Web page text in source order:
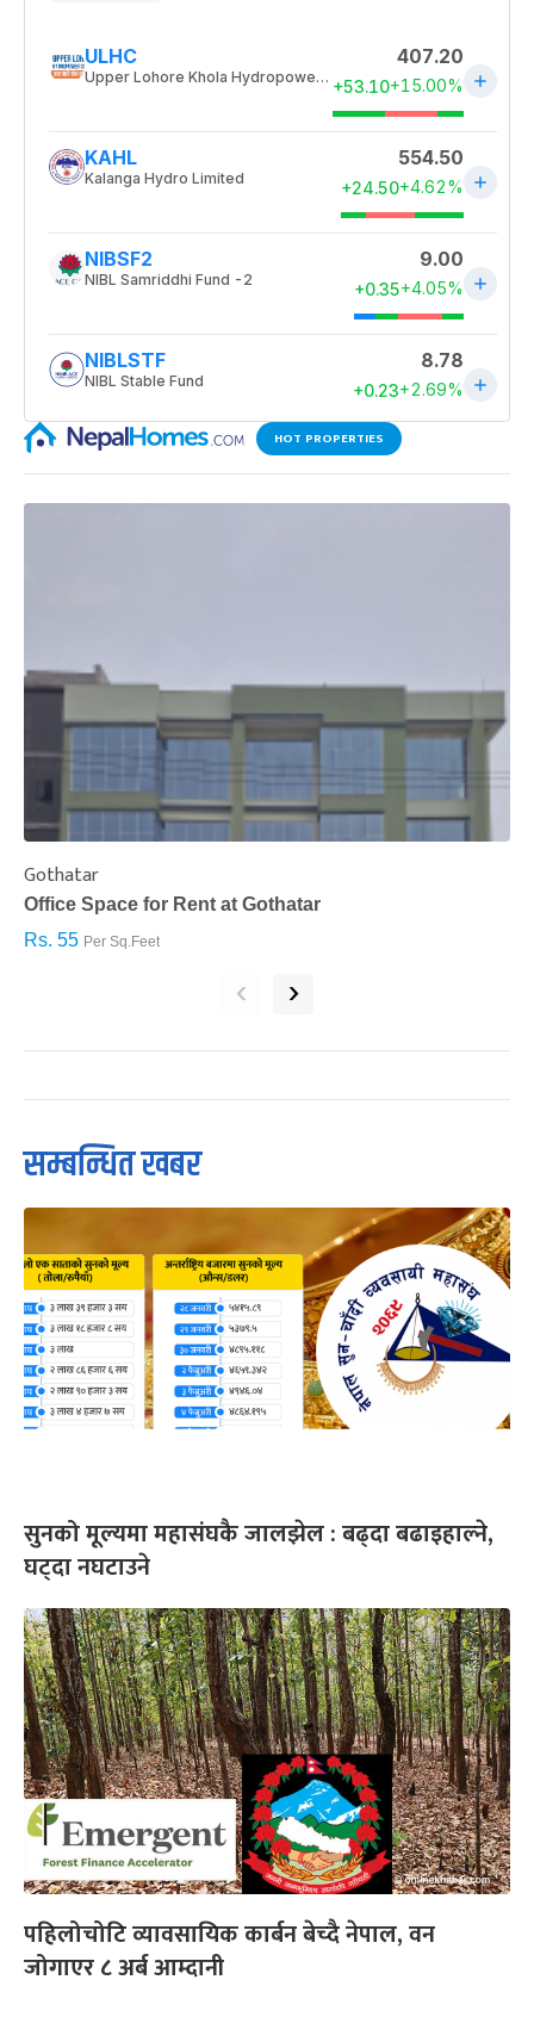
HOT PROPERTIES
Gothatar
Office Space for Rent at Gothatar
Rs. 55 Per Sq.Feet
‹ ›
सम्बन्धित खबर
सुनको मूल्यमा महासंघकै जालझेल : बढ्दा बढाइहाल्ने,
घट्दा नघटाउने
पहिलोचोटि व्यावसायिक कार्बन बेच्दै नेपाल, वन
जोगाएर ८ अर्ब आम्दानी